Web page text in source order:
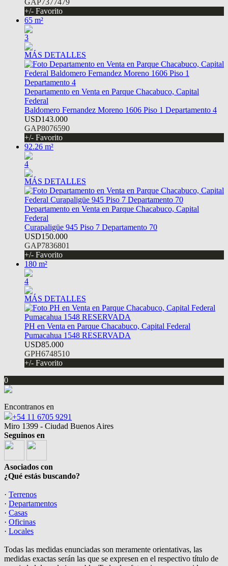
GAP7377479
+/- Favorito
65 m²
3
MÁS DETALLES
Departamento en Venta en Parque Chacabuco, Capital
Federal
Baldomero Fernandez Moreno 1606 Piso 1 Departamento 4
USD143.000
GAP8076590
+/- Favorito
92.26 m²
4
MÁS DETALLES
Departamento en Venta en Parque Chacabuco, Capital
Federal
Curapaligüe 945 Piso 7 Departamento 70
USD150.000
GAP7836801
+/- Favorito
180 m²
4
MÁS DETALLES
PH en Venta en Parque Chacabuco, Capital Federal
Pumacahua 1548 RESERVADA
USD85.000
GPH6748510
+/- Favorito
0
Encontranos en
+54 11 6705 9291
Miro 1399 - Ciudad Buenos Aires
Seguinos en
Asociados con
¿Qué estás buscando?
· Terrenos
· Departamentos
· Casas
· Oficinas
· Locales
Todas las medidas enunciadas son meramente orientativas, las
medidas exactas serán las que se expresen en el respectivo título de